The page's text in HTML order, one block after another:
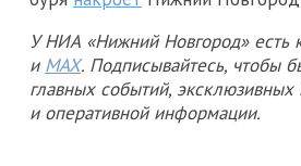
У НИА «Нижний Новгород» есть
и MAX. Подписывайтесь, чтобы
главных событий, эксклюзивных
и оперативной информации.